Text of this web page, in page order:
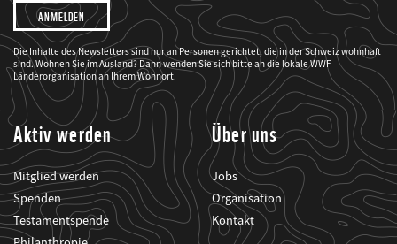
Ich
möchte,
dass
der
WWF
mich
über
seine
Projekte
informiert.
Die Inhalte des Newsletters sind nur an Personen gerichtet, die in der Schweiz wohnhaft
sind. Wohnen Sie im Ausland? Dann wenden Sie sich bitte an die lokale WWF-
Länderorganisation an Ihrem Wohnort.
Aktiv werden
Mitglied werden
Spenden
Testamentspende
Über uns
Jobs
Organisation
Kontakt